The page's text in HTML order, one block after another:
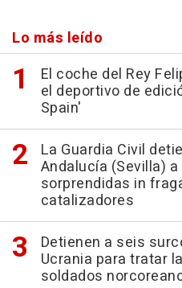
Lo más leído
El coche del Rey
el deportivo de
Spain'
La Guardia Civil
Andalucía (Sevilla)
sorprendidas in
catalizadores
Detienen a seis
Ucrania para tratar
soldados